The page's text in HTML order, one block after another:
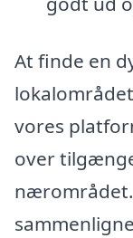
At finde en
vores
over